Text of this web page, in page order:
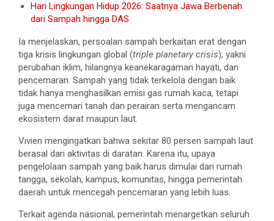
Hari Lingkungan Hidup 2026: Saatnya Jawa Berbenah
dari Sampah hingga DAS
Ia menjelaskan, persoalan sampah berkaitan erat dengan
tiga krisis lingkungan global (triple planetary crisis), yakni
perubahan iklim, hilangnya keanekaragaman hayati, dan
pencemaran. Sampah yang tidak terkelola dengan baik
tidak hanya menghasilkan emisi gas rumah kaca, tetapi
juga mencemari tanah dan perairan serta mengancam
ekosistem darat maupun laut.
Vivien mengingatkan bahwa sekitar 80 persen sampah laut
berasal dari aktivitas di daratan. Karena itu, upaya
pengelolaan sampah yang baik harus dimulai dari rumah
tangga, sekolah, kampus, komunitas, hingga pemerintah
daerah untuk mencegah pencemaran yang lebih luas.
Terkait agenda nasional, pemerintah menargetkan seluruh